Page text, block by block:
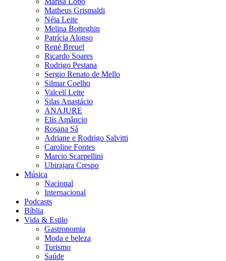
Matheus Grismaldi
Néia Leite
Melina Botteghin
Patrícia Alonso
René Breuel
Ricardo Soares
Rodrigo Pestana
Sergio Renato de Mello
Silmar Coelho
Valcelí Leite
Silas Anastácio
ANAJURE
Elis Amâncio
Rosana Sá
Adriane e Rodrigo Salvitti
Caroline Fontes
Marcio Scarpellini
Ubirajara Crespo
Música
Nacional
Internacional
Podcasts
Bíblia
Vida & Estilo
Gastronomia
Moda e beleza
Turismo
Saúde